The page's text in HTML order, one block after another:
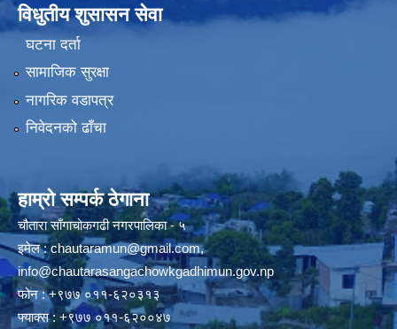
विधुतीय शुसासन सेवा
घटना दर्ता
सामाजिक सुरक्षा
नागरिक वडापत्र
निवेदनको ढाँचा
हाम्रो सम्पर्क ठेगाना
चौतारा साँगाचोकगढी नगरपालिका - ५
इमेल :chautaramun@gmail.com,
info@chautarasangachowkgadhimun.gov.np
फोन : +९७७ ०११-६२०३१३
फ्याक्स : +९७७ ०११-६२००४७